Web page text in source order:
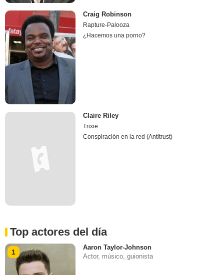
Craig Robinson
Rapture-Palooza
¿Hacemos una porno?
Claire Riley
Trixie
Conspiración en la red (Antitrust)
Top actores del día
1
Aaron Taylor-Johnson
Actor, músico, guionista